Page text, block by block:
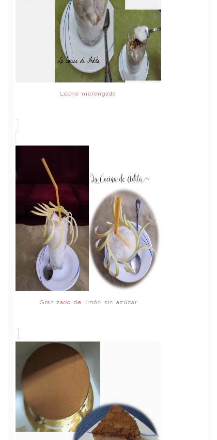
Leche merengada
Granizado de limón sin azúcar